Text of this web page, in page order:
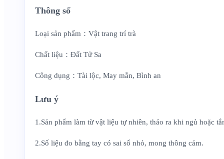
Thông số
Loại sản phẩm：Vật trang trí trà
Chất liệu：Đất Tử Sa
Công dụng：Tài lộc, May mắn, Bình an
Lưu ý
1.Sản phẩm làm từ vật liệu tự nhiên, tháo ra khi ngủ hoặc
2.Số liệu đo bằng tay có sai số nhỏ, mong thông cảm.